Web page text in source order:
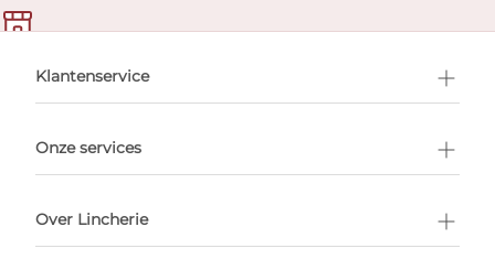
afspraak
Klantenservice
Onze services
Over Lincherie